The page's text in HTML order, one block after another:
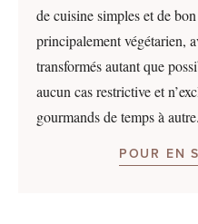
de cuisine simples et de
principalement végétarien,
transformés autant que
aucun cas restrictive et
gourmands de temps à
POUR EN